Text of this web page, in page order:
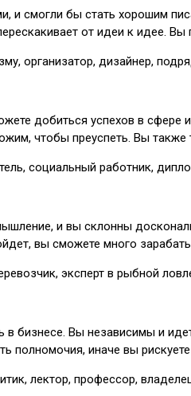
и смогли бы стать хорошим
от идеи к идее.
организатор, дизайнер,
добиться успехов в сфере
чтобы преуспеть. Вы
социальный работник,
и вы склонны
вы сможете много
эксперт в рыбной
бизнесе. Вы независимы и
полномочия, иначе вы рискуете
лектор, профессор,